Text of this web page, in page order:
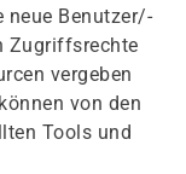
neue Benutzer/-
Zugriffsrechte
vergeben
von den
Tools und